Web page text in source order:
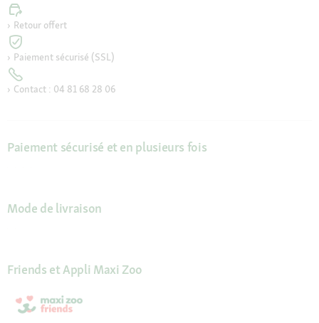
Retour offert
Paiement sécurisé (SSL)
Contact : 04 81 68 28 06
Paiement sécurisé et en plusieurs fois
Mode de livraison
Friends et Appli Maxi Zoo